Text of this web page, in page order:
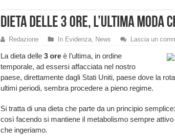
Dieta delle 3 ore, l’ultima moda
Redazione In Evidenza, News Lascia un
La dieta delle 3 oreè l’ultima, in ordine
temporale, ad essersi affacciata nel nostro
paese, direttamente dagli Stati Uniti, paese dove la
ultimi periodi, sembra procedere a pieno regime.
Si tratta di una dieta che parte da un principio semplice:
così facendo si mantiene il metabolismo sempre
che ingeriamo.